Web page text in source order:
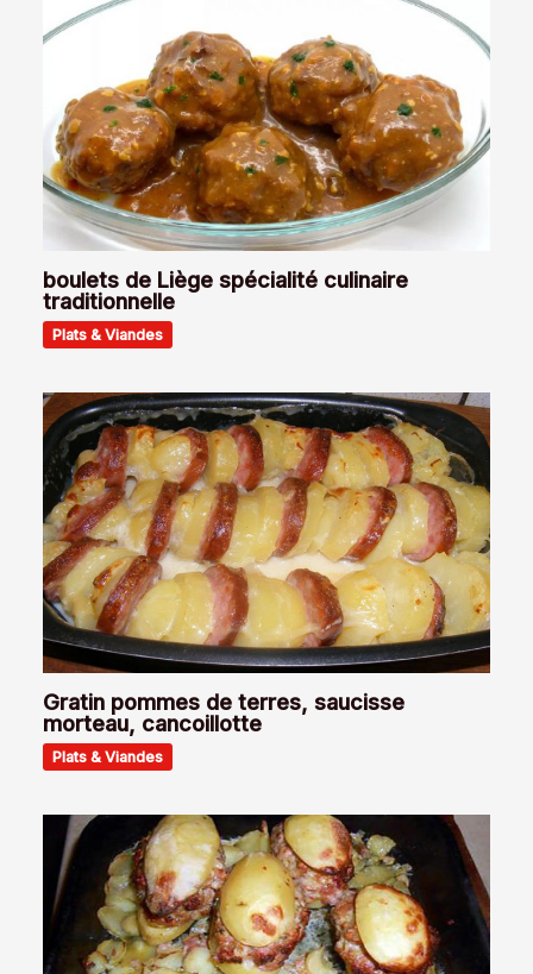
boulets de Liège spécialité culinaire
traditionnelle
Plats & Viandes
Gratin pommes de terres, saucisse
morteau, cancoillotte
Plats & Viandes